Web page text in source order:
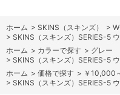
ホーム > SKINS（スキンズ） >
> SKINS（スキンズ）SERIES-5
ホーム > カラーで探す > グレー
> SKINS（スキンズ）SERIES-5
ホーム > 価格で探す > ￥10,000
> SKINS（スキンズ）SERIES-5